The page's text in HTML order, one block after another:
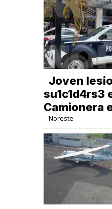
Joven
su1c1d4rs3
Camionera
Noreste